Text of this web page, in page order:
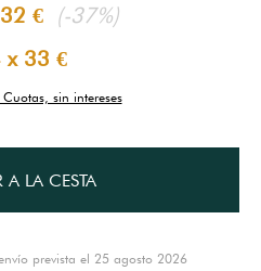
€ (-37%)
x 33 €
sin intereses
A LA CESTA
prevista el 25 agosto 2026